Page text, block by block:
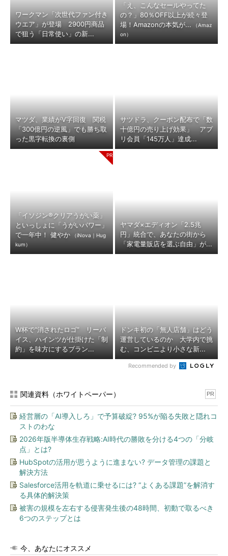
ワークマン「次世代ファン付き
ウエア」が登場 2900円商品
で狙う「日常使い」の新...
「え、こんなセールやってた
の？」80％OFF以上が続々登
場！Amazonの本気が...
（Amaz
on）
マツダ、業績がV字回復 関税
「300億円の逆風」でも勝ち取
った黒字転換の裏側
サツドラ、クーポン配布で「数
十億円の売り上げ効果」 アプ
リ会員「145万人」達成...
「イソジン®クリアうがい薬」
といっしょに「うがいパワー」
で一年中！ 健やか
（iNova｜Hug
kum）
ヤマダ×エディオン「2.5兆
円」統合で、あなたの街から
「家電量販店を選ぶ自由」が...
W杯で“消されたロゴ” リーバ
イス、ハインツが仕掛けた「制
約」を味方にするブラン...
ドンキ初の「無人店舗」はどう
運営しているのか 大学内で挑
む、コンビニより小さな新...
Recommended by
関連資料（ホワイトペーパー） PR
経営層の「AI導入しろ」で予算破綻? 95%が陥る失敗と隠れコ
ストのわな
2026年版半導体生存戦略:AI時代の勝敗を分ける4つの「分岐
点」とは?
HubSpotの活用が思うように進まない? データ管理の課題と
解決方法
Salesforce活用を軌道に乗せるには? “よくある課題”を解消す
る具体的解決策
被害の規模を左右する侵害発生後の48時間、初動で取るべき
6つのステップとは
今、あなたにオススメ